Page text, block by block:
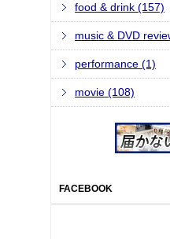
food & drink (157)
music & DVD
performance (1)
movie (108)
FACEBOOK